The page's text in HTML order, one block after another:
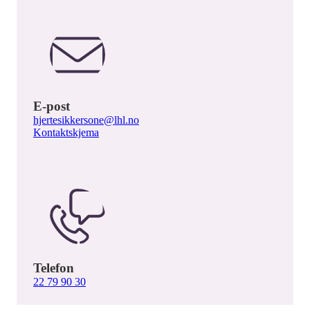
E-post
hjertesikkersone@lhl.no
Kontaktskjema
Telefon
22 79 90 30